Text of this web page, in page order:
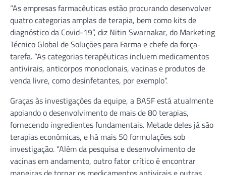
“As empresas farmacêuticas estão procurando desenvolver
quatro categorias amplas de terapia, bem como kits de
diagnóstico da Covid-19”, diz Nitin Swarnakar, do Marketing
Técnico Global de Soluções para Farma e chefe da força-
tarefa. “As categorias terapêuticas incluem medicamentos
antivirais, anticorpos monoclonais, vacinas e produtos de
venda livre, como desinfetantes, por exemplo”.
Graças às investigações da equipe, a BASF está atualmente
apoiando o desenvolvimento de mais de 80 terapias,
fornecendo ingredientes fundamentais. Metade deles já são
terapias econômicas, e há mais 50 formulações sob
investigação. “Além da pesquisa e desenvolvimento de
vacinas em andamento, outro fator crítico é encontrar